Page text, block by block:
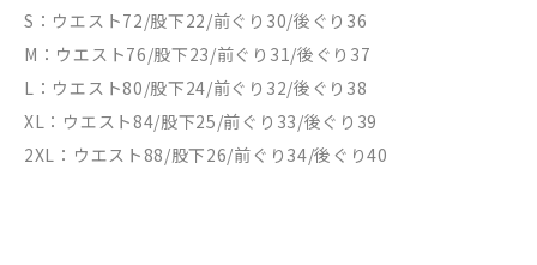
S：ウエスト72/股下22/前ぐり30/後ぐり36
M：ウエスト76/股下23/前ぐり31/後ぐり37
L：ウエスト80/股下24/前ぐり32/後ぐり38
XL：ウエスト84/股下25/前ぐり33/後ぐり39
2XL：ウエスト88/股下26/前ぐり34/後ぐり40